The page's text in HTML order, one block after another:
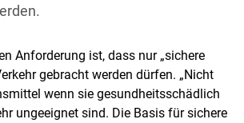
Anforderung ist, dass nur „sichere
gebracht werden dürfen. „Nicht
wenn sie gesundheitsschädlich
ungeeignet sind. Die Basis für sichere